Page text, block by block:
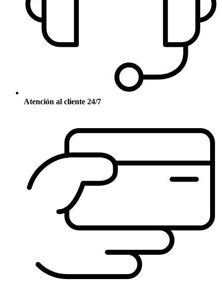
Atención al cliente 24/7